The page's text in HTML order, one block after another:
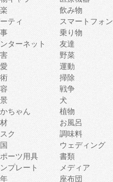
飲み物
ティ スマートフォン
乗り物
ターネット 友達
野菜
運動
掃除
戦争
犬
ちゃん 植物
お風呂
ク 調味料
ウェディング
ーツ用具 書類
プレート メディア
座布団